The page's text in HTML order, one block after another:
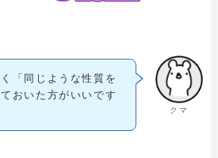
クマ
「同じような性質を
おいた方がいいです